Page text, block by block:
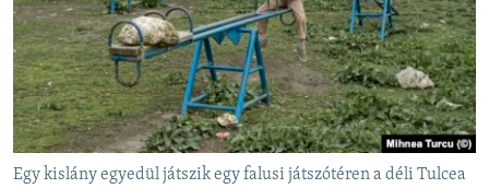
Egy kislány egyedül játszik egy falusi játszótéren a déli Tulcea